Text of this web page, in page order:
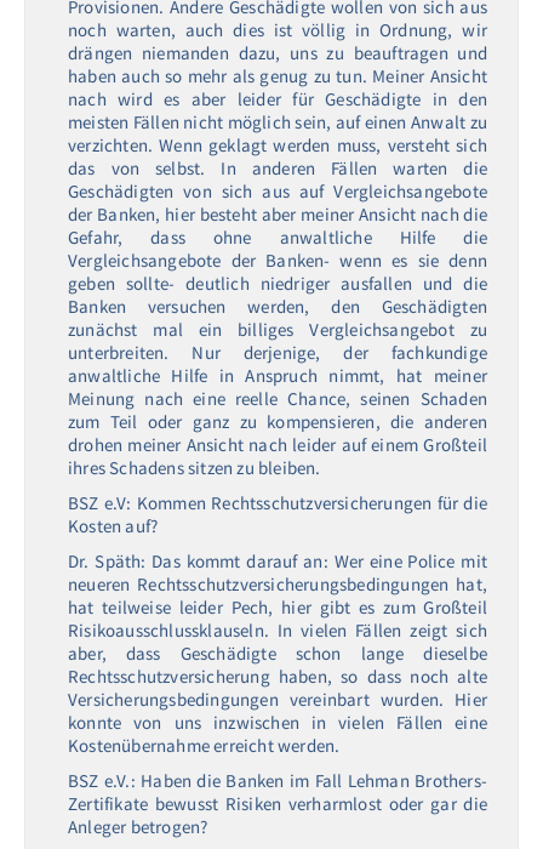
Provisionen. Andere Geschädigte wollen von sich aus
noch warten, auch dies ist völlig in Ordnung, wir
drängen niemanden dazu, uns zu beauftragen und
haben auch so mehr als genug zu tun. Meiner Ansicht
nach wird es aber leider für Geschädigte in den
meisten Fällen nicht möglich sein, auf einen Anwalt zu
verzichten. Wenn geklagt werden muss, versteht sich
das von selbst. In anderen Fällen warten die
Geschädigten von sich aus auf Vergleichsangebote
der Banken, hier besteht aber meiner Ansicht nach die
Gefahr, dass ohne anwaltliche Hilfe die
Vergleichsangebote der Banken- wenn es sie denn
geben sollte- deutlich niedriger ausfallen und die
Banken versuchen werden, den Geschädigten
zunächst mal ein billiges Vergleichsangebot zu
unterbreiten. Nur derjenige, der fachkundige
anwaltliche Hilfe in Anspruch nimmt, hat meiner
Meinung nach eine reelle Chance, seinen Schaden
zum Teil oder ganz zu kompensieren, die anderen
drohen meiner Ansicht nach leider auf einem Großteil
ihres Schadens sitzen zu bleiben.
BSZ e.V: Kommen Rechtsschutzversicherungen für die
Kosten auf?
Dr. Späth: Das kommt darauf an: Wer eine Police mit
neueren Rechtsschutzversicherungsbedingungen hat,
hat teilweise leider Pech, hier gibt es zum Großteil
Risikoausschlussklauseln. In vielen Fällen zeigt sich
aber, dass Geschädigte schon lange dieselbe
Rechtsschutzversicherung haben, so dass noch alte
Versicherungsbedingungen vereinbart wurden. Hier
konnte von uns inzwischen in vielen Fällen eine
Kostenübernahme erreicht werden.
BSZ e.V.: Haben die Banken im Fall Lehman Brothers-
Zertifikate bewusst Risiken verharmlost oder gar die
Anleger betrogen?